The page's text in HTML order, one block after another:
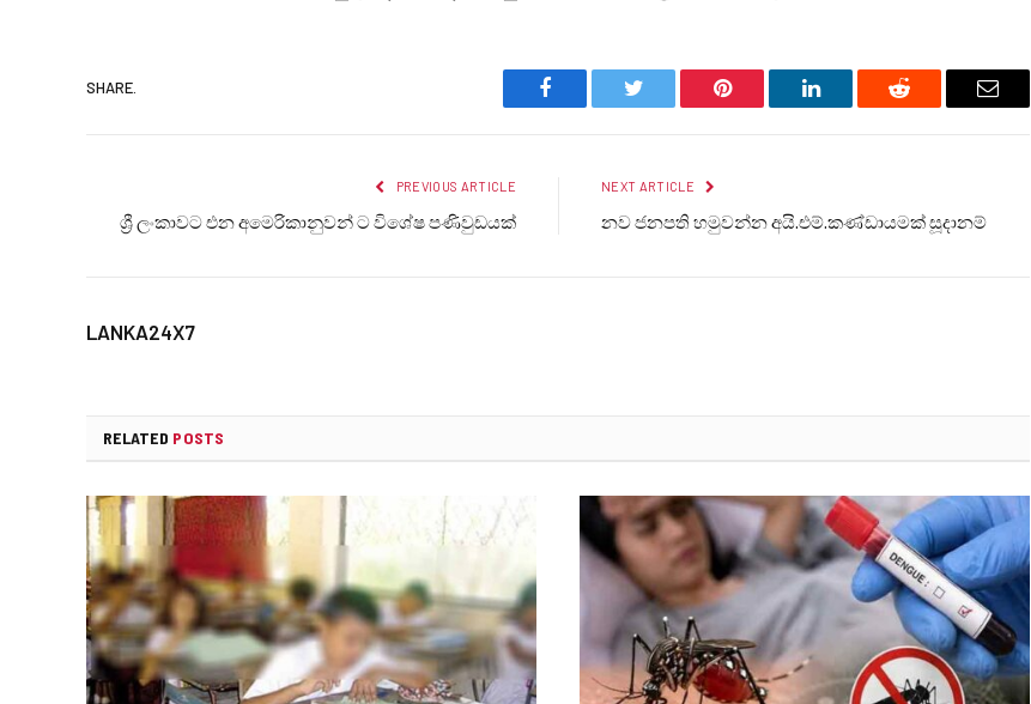
SHARE.
Facebook Twitter Pinterest LinkedIn Reddit Email
PREVIOUS ARTICLE
ශ්‍රී ලංකාවට එන අමෙරිකානුවන් ට විශේෂ පණිවුඩයක්
NEXT ARTICLE
නව ජනපති හමුවන්න අයි.එම්.කණ්ඩායමක් සූදානම්
LANKA24X7
RELATED POSTS